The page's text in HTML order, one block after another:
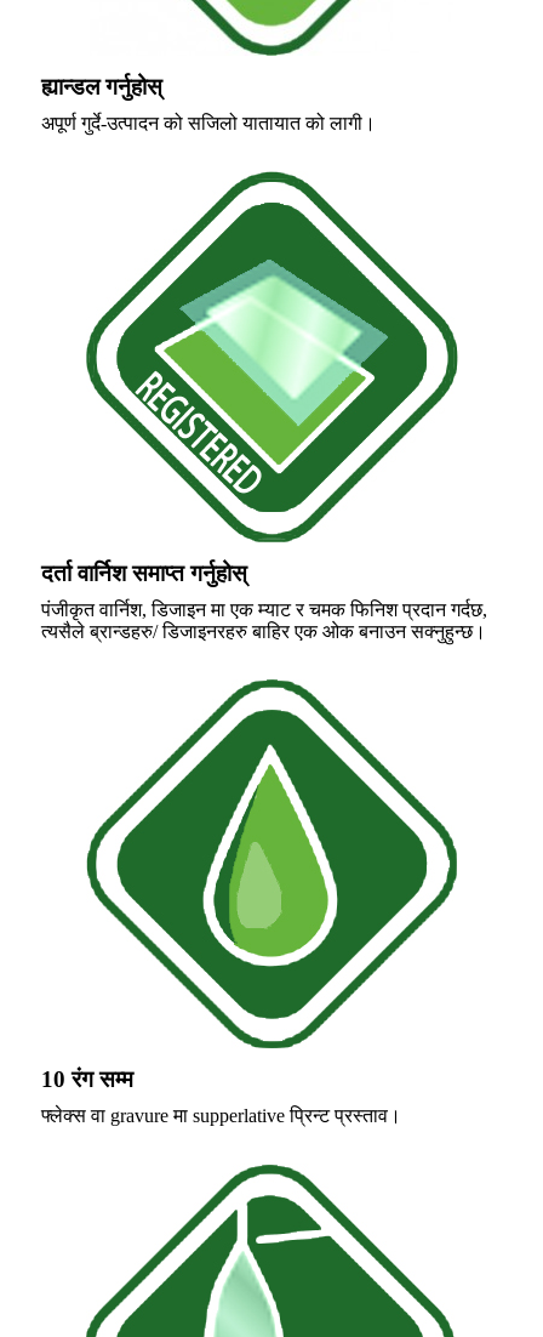
ह्यान्डल गर्नुहोस्
अपूर्ण गुर्दे-उत्पादन को सजिलो यातायात को लागी।
दर्ता वार्निश समाप्त गर्नुहोस्
पंजीकृत वार्निश, डिजाइन मा एक म्याट र चमक फिनिश प्रदान गर्दछ,
त्यसैले ब्रान्डहरु/ डिजाइनरहरु बाहिर एक ओक बनाउन सक्नुहुन्छ।
10 रंग सम्म
फ्लेक्स वा gravure मा supperlative प्रिन्ट प्रस्ताव।